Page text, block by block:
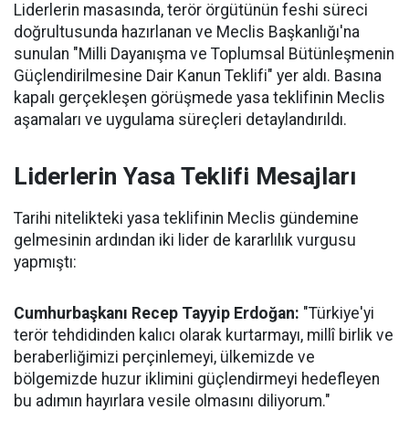
Liderlerin masasında, terör örgütünün feshi süreci
doğrultusunda hazırlanan ve Meclis Başkanlığı'na
sunulan "Milli Dayanışma ve Toplumsal Bütünleşmenin
Güçlendirilmesine Dair Kanun Teklifi" yer aldı. Basına
kapalı gerçekleşen görüşmede yasa teklifinin Meclis
aşamaları ve uygulama süreçleri detaylandırıldı.
Liderlerin Yasa Teklifi Mesajları
Tarihi nitelikteki yasa teklifinin Meclis gündemine
gelmesinin ardından iki lider de kararlılık vurgusu
yapmıştı:
Cumhurbaşkanı Recep Tayyip Erdoğan: "Türkiye'yi
terör tehdidinden kalıcı olarak kurtarmayı, millî birlik ve
beraberliğimizi perçinlemeyi, ülkemizde ve
bölgemizde huzur iklimini güçlendirmeyi hedefleyen
bu adımın hayırlara vesile olmasını diliyorum."